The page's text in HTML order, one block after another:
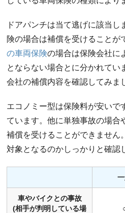
ドアパンチは当て逃げに該当し
険の場合は補償を受けることが
の車両保険の場合は保険会社に
とならない場合とに分かれてい
会社の補償内容を確認してみま
エコノミー型は保険料が安いで
ています。他に単独事故の場合
補償を受けることができません
対象となるのかしっかりと確認
車やバイクとの事故
(相手が判明している場